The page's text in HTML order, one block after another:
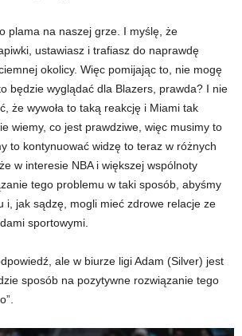
plama na naszej grze. I myślę, że
ustawiasz i trafiasz do naprawdę
okolicy. Więc pomijając to, nie mogę
będzie wyglądać dla Blazers, prawda? I nie
że wywoła to taką reakcję i Miami tak
wiemy, co jest prawdziwe, więc musimy to
to kontynuować widzę to teraz w różnych
w interesie NBA i większej wspólnoty
tego problemu w taki sposób, abyśmy
i, jak sądzę, mogli mieć zdrowe relacje ze
sportowymi.
ale w biurze ligi Adam (Silver) jest
sposób na pozytywne rozwiązanie tego